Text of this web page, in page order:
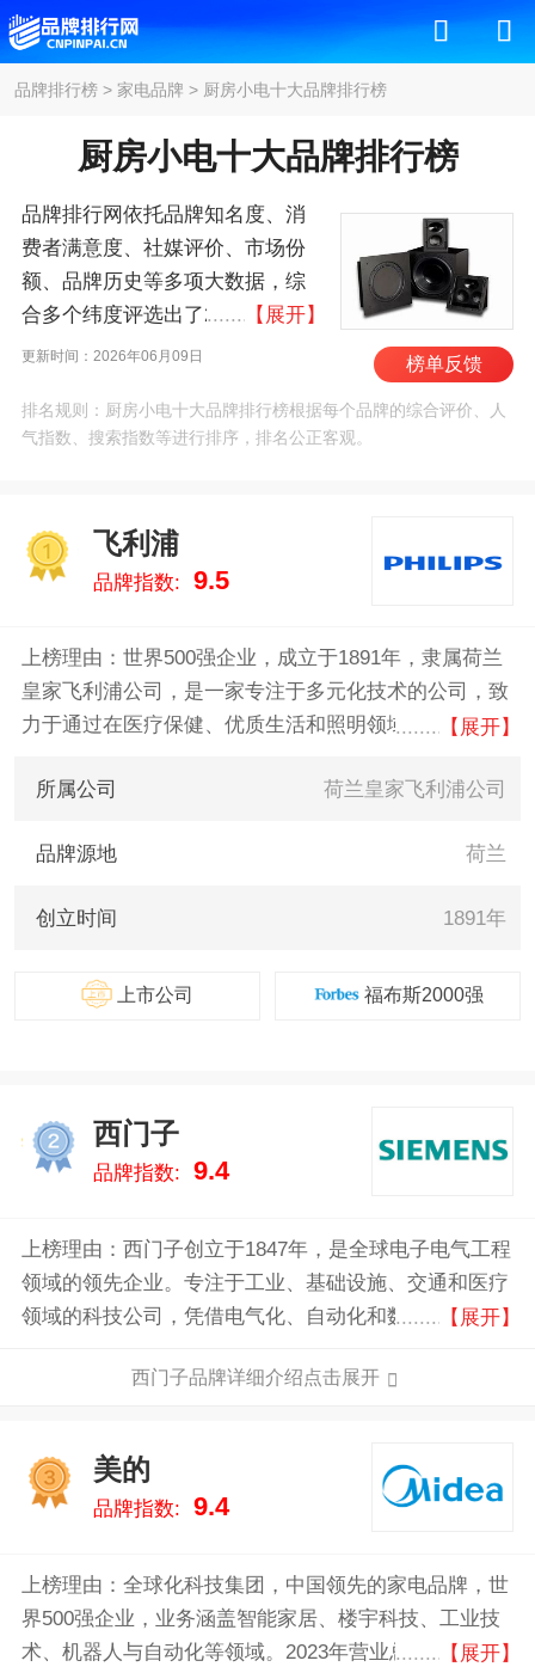
品牌排行榜> 家电品牌 > 厨房小电十大品牌排行榜
厨房小电十大品牌排行榜
品牌排行网依托品牌知名度、消
费者满意度、社媒评价、市场份
额、品牌历史等多项大数据，综
合多个纬度评选出了2026年厨房
小电十大品牌排行榜，其中前十
子/Siemens、美的/MIDEA、东
芝/Toshiba、松下/Panasonic、福
阳/Joyoung 。我们致力于用最真
实的数据告诉您厨房小电什么牌
【展开】
更新时间：2026年06月09日 榜单反馈
排名规则：厨房小电十大品牌排行榜根据每个品牌的综合评价、人
气指数、搜索指数等进行排序，排名公正客观。
1
飞利浦
品牌指数: 9.5
上榜理由：世界500强企业，成立于1891年，隶属荷兰
皇家飞利浦公司，是一家专注于多元化技术的公司，致
力于通过在医疗保健、优质生活和照明领域的有意义创
护理与家庭医疗保健、节能照明解决方案与新型照明应
等方面。
【展开】
所属公司 荷兰皇家飞利浦公司
品牌源地 荷兰
创立时间 1891年
上市公司 福布斯2000强
2
西门子
品牌指数: 9.4
上榜理由：西门子创立于1847年，是全球电子电气工程
领域的领先企业。专注于工业、基础设施、交通和医疗
领域的科技公司，凭借电气化、自动化和数字化领域的
和软件等领域为客户提供解决方案，业务遍及全球200
【展开】
西门子品牌详细介绍点击展开
3
美的
品牌指数: 9.4
上榜理由：全球化科技集团，中国领先的家电品牌，世
界500强企业，业务涵盖智能家居、楼宇科技、工业技
术、机器人与自动化等领域。2023年营业总收入达到
【展开】